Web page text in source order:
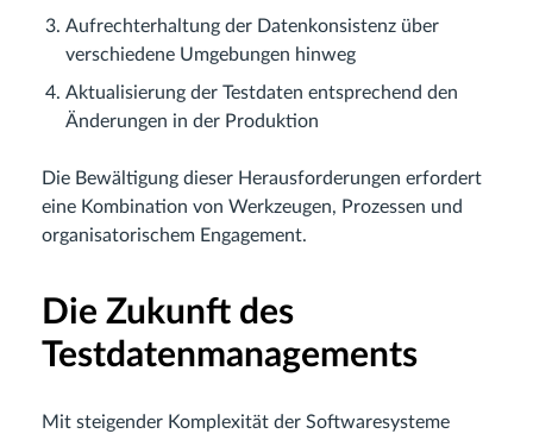
Aufrechterhaltung der Datenkonsistenz über
verschiedene Umgebungen hinweg
Aktualisierung der Testdaten entsprechend den
Änderungen in der Produktion
Die Bewältigung dieser Herausforderungen erfordert
eine Kombination von Werkzeugen, Prozessen und
organisatorischem Engagement.
Die Zukunft des
Testdatenmanagements
Mit steigender Komplexität der Softwaresysteme